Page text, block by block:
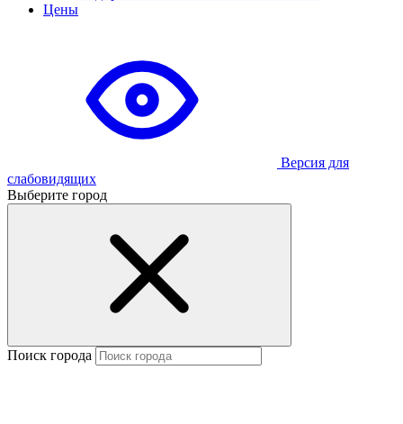
Цены
Версия для
слабовидящих
Выберите город
Поиск города